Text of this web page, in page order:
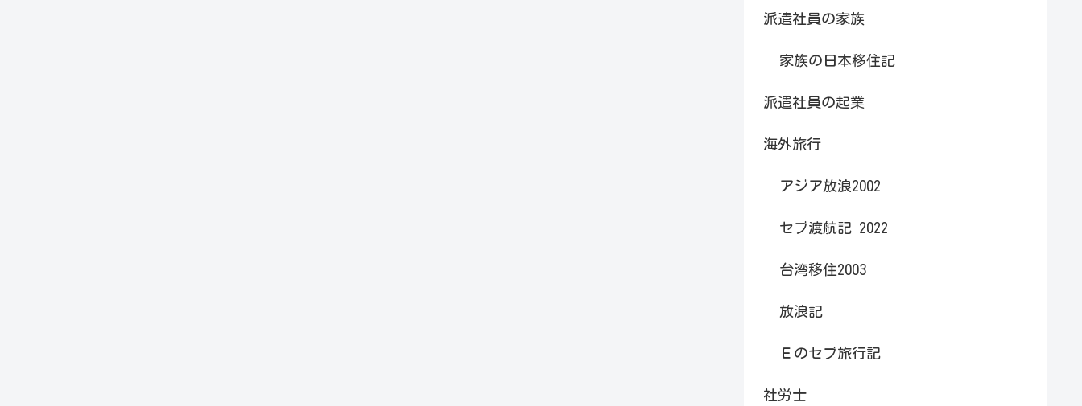
派遣社員の家族
家族の日本移住記
派遣社員の起業
海外旅行
アジア放浪2002
セブ渡航記 2022
台湾移住2003
放浪記
Ｅのセブ旅行記
社労士